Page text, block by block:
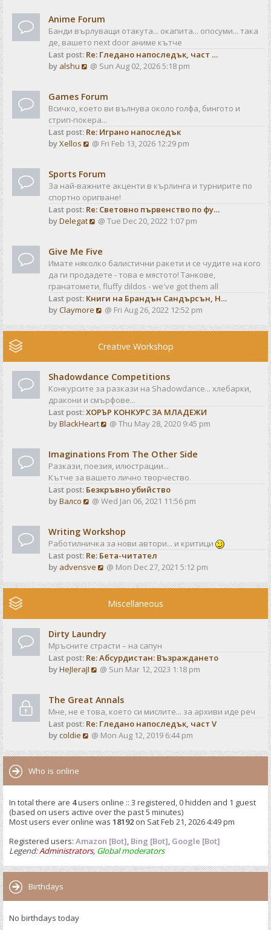
s
e
s
t
p
s
t
w
t
h
e
e
s
t
p
o
t
Anime Forum
Банди върлуващи отакута... окапита... опосуми... така
де, вашето next door аниме кътче
Last post: Re: Гледано напоследък, част …
by alshu
V
w
t
h
e
l
e
s
t
p
o
t
@ Sun Aug 02, 2026 5:18 pm
Games Forum
Всичко, което ви вълнува около голфа, бингото и
стрип-покера...
Last post: Re: Играно напоследък
byXellos
V
w
t
h
e
l
t
e
s
t
p
o
s
t
@ Fri Feb 13, 2026 12:29 pm
Sports Forum
За най-важните акценти в кърлинга и турнирите по
спортно оригване!
Last post: Re: Световно първенство по фу…
byDelegat
V
w
t
h
e
l
a
t
s
o
s
t
@ Tue Dec 20, 2022 1:07 pm
Give Me Five
Имате няколко балистични ракети и се чудите на кого
да ги продадете - това е мястото! Танкове,
гранатомети, fluffy dildos - we've got them all
Last post: Книги на Брандън Сандърсън, Н…
byClaymore
V
e
w
e
l
a
t
e
p
o
s
t
@ Fri Aug 26, 2022 12:52 pm
Creative Workshop
Shadowdance Competitions
Конкурсите за разкази на Shadowdance... хлебарки,
дракони и смърфове...
Last post:ХОРЪР КОНКУРС ЗА МЛАДЕЖИ
byBlackHeart
V
w
t
h
e
l
e
s
t
p
o
t
@ Thu May 28, 2020 9:45 pm
Imaginations From The Other Side
Разкази, поезия, илюстрации...
Кътче за вашето лично творчество.
Last post: Безкръвно убийство
byВалсо
V
w
t
h
e
l
t
p
o
s
@ Wed Jan 06, 2021 11:56 pm
Writing Workshop
Работилничка за нови автори... и критици
Last post: Re: Бета-читател
by advensve
V
e
w
e
l
a
t
t
p
o
s
t
@ Mon Dec 27, 2021 5:12 pm
Miscellaneous
Dirty Laundry
Мръсните страсти – на сапун
Last post: Re: Абсурдистан: Възраждането
byHeJIeraJI
V
w
t
h
e
e
t
p
s
t
@ Sun Mar 12, 2023 1:18 pm
The Great Annals
Мне, не е това, което си мислите... за архиви иде реч
Last post: Re: Гледано напоследък, част V
bycoldie
V
e
e
l
a
t
e
t
@ Mon Aug 12, 2019 6:44 pm
Who is online
In total there are 4users online :: 3 registered, 0 hidden and 1 guest
(based on users active over the past 5 minutes)
Most users ever online was 18192 on Sat Feb 21, 2026 4:49 pm
Registered users: Amazon [Bot], Bing [Bot], Google [Bot]
Legend:Administrators, Global moderators
Birthdays
No birthdays today